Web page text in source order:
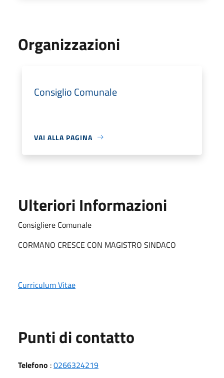
Organizzazioni
Consiglio Comunale
VAI ALLA PAGINA
Ulteriori Informazioni
Consigliere Comunale
CORMANO CRESCE CON MAGISTRO SINDACO
Curriculum Vitae
Punti di contatto
Telefono :0266324219